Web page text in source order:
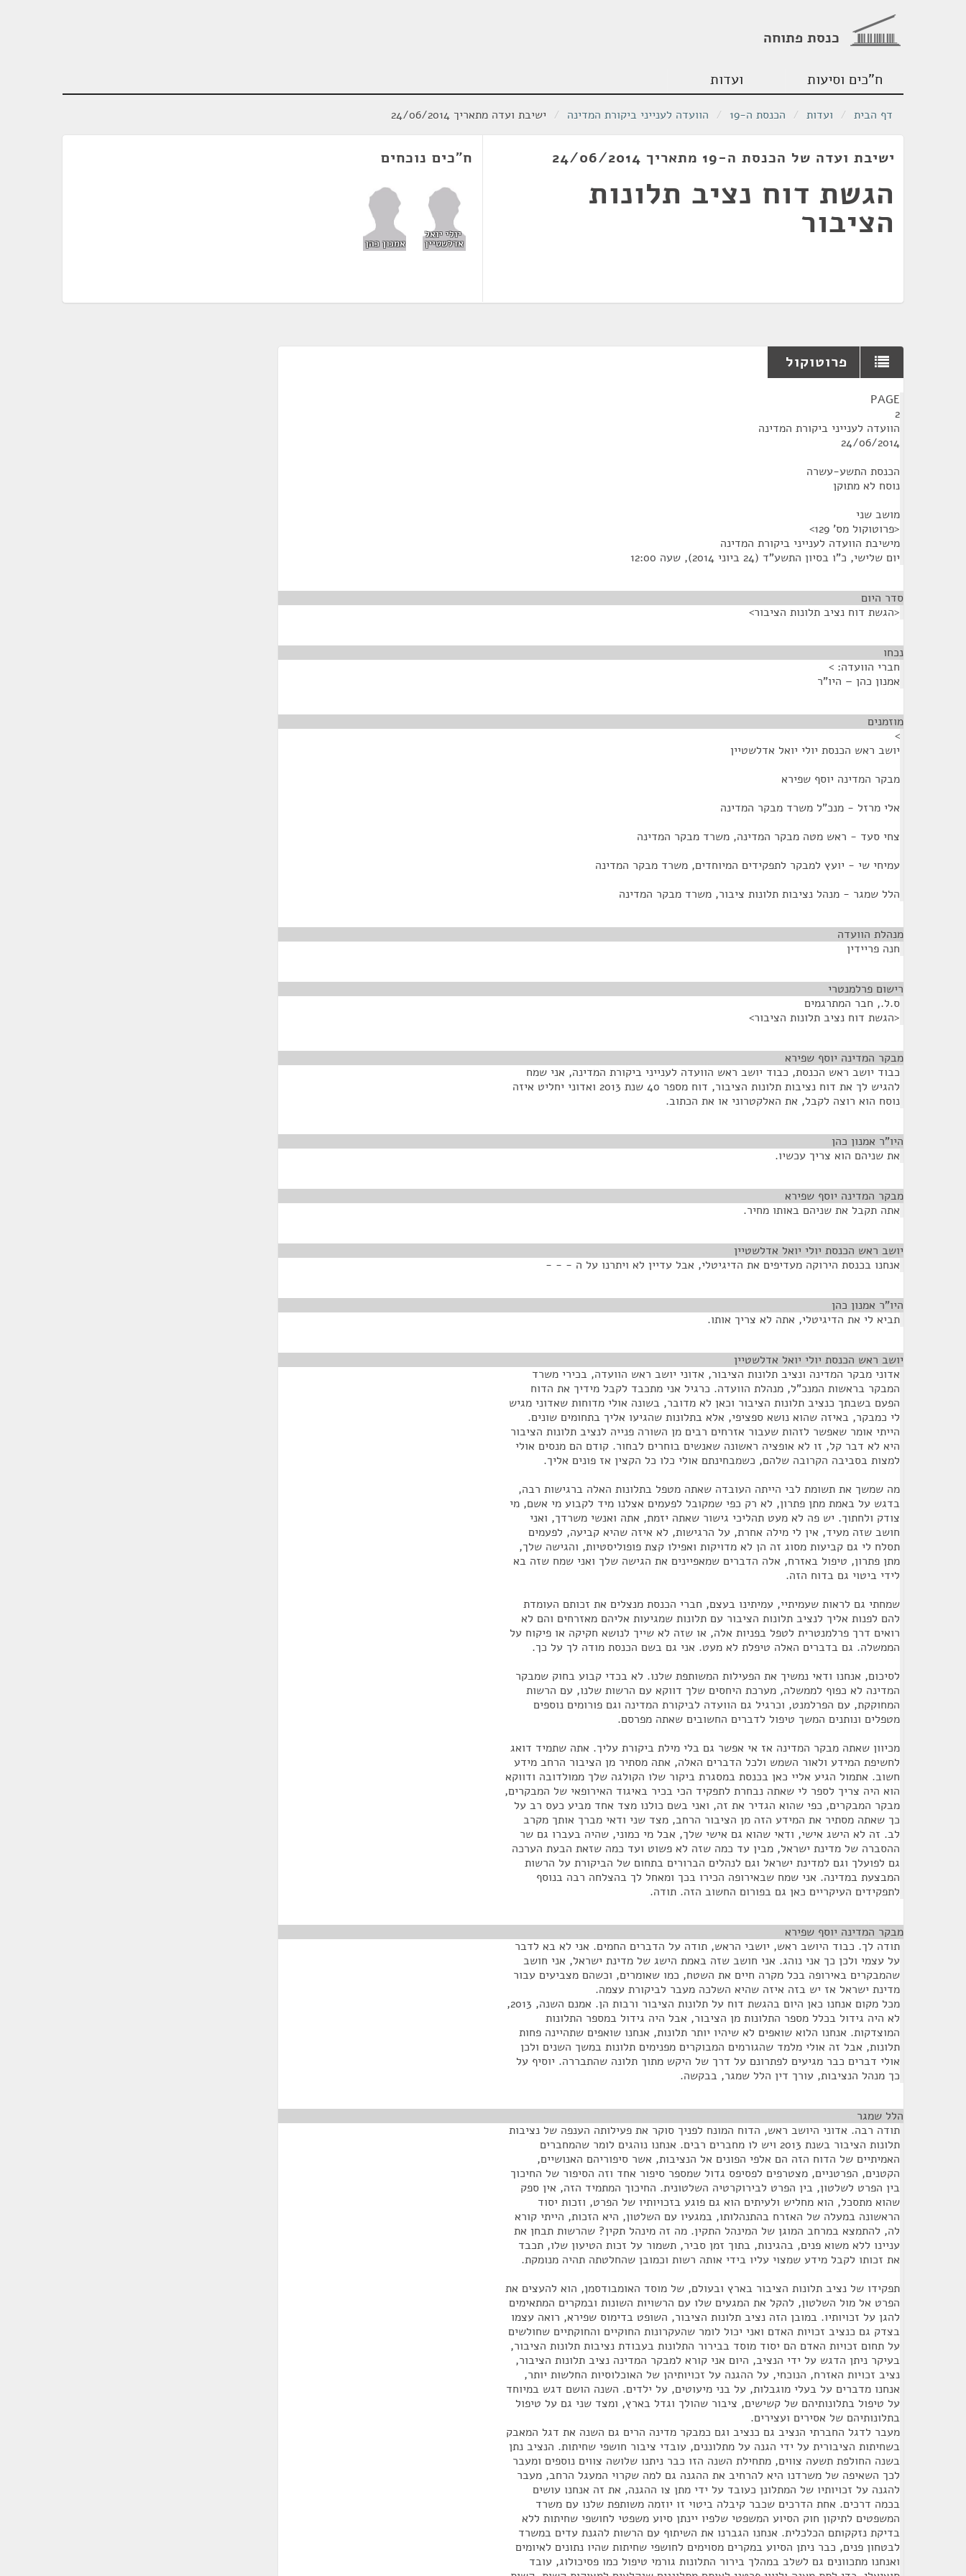
כנסת פתוחה
ח"כים וסיעות ועדות
דף הבית / ועדות / הכנסת ה-19 / הוועדה לענייני ביקורת המדינה / ישיבת ועדה מתאריך 24/06/2014
ישיבת ועדה של הכנסת ה-19 מתאריך 24/06/2014
הגשת דוח נציב תלונות
הציבור
ח"כים נוכחים
יולי יואל
אדלשטיין אמנון כהן
פרוטוקול
PAGE
2
הוועדה לענייני ביקורת המדינה
24/06/2014
הכנסת התשע-עשרה
נוסח לא מתוקן
מושב שני
<פרוטוקול מס' 129>
מישיבת הוועדה לענייני ביקורת המדינה
יום שלישי, כ"ו בסיון התשע"ד (24 ביוני 2014), שעה 12:00
סדר היום
<הגשת דוח נציב תלונות הציבור>
נכחו
חברי הוועדה: >
אמנון כהן – היו"ר
מוזמנים
>
יושב ראש הכנסת יולי יואל אדלשטיין
מבקר המדינה יוסף שפירא
אלי מרזל - מנכ"ל משרד מבקר המדינה
צחי סעד - ראש מטה מבקר המדינה, משרד מבקר המדינה
עמיחי שי - יועץ למבקר לתפקידים המיוחדים, משרד מבקר המדינה
הלל שמגר - מנהל נציבות תלונות ציבור, משרד מבקר המדינה
מנהלת הוועדה
חנה פריידין
רישום פרלמנטרי
ס.ל., חבר המתרגמים
<הגשת דוח נציב תלונות הציבור>
מבקר המדינה יוסף שפירא
כבוד יושב ראש הכנסת, כבוד יושב ראש הוועדה לענייני ביקורת המדינה, אני שמח
להגיש לך את דוח נציבות תלונות הציבור, דוח מספר 40 שנת 2013 ואדוני יחליט איזה
נוסח הוא רוצה לקבל, את האלקטרוני או את הכתוב.
היו"ר אמנון כהן
את שניהם הוא צריך עכשיו.
מבקר המדינה יוסף שפירא
אתה תקבל את שניהם באותו מחיר.
יושב ראש הכנסת יולי יואל אדלשטיין
אנחנו בכנסת הירוקה מעדיפים את הדיגיטלי, אבל עדיין לא ויתרנו על ה - - -
היו"ר אמנון כהן
תביא לי את הדיגיטלי, אתה לא צריך אותו.
יושב ראש הכנסת יולי יואל אדלשטיין
אדוני מבקר המדינה ונציב תלונות הציבור, אדוני יושב ראש הוועדה, בכירי משרד
המבקר בראשות המנכ"ל, מנהלת הוועדה. כרגיל אני מתכבד לקבל מידיך את הדוח
הפעם בשבתך כנציב תלונות הציבור וכאן לא מדובר, בשונה אולי מדוחות שאדוני מגיש
לי כמבקר, באיזה שהוא נושא ספציפי, אלא בתלונות שהגיעו אליך בתחומים שונים.
הייתי אומר שאפשר לזהות שעבור אזרחים רבים מן השורה פנייה לנציב תלונות הציבור
היא לא דבר קל, זו לא אופציה ראשונה שאנשים בוחרים לבחור. קודם הם מנסים אולי
למצות בסביבה הקרובה שלהם, כשמבחינתם אולי כלו כל הקצין אז פונים אליך.
מה שמשך את תשומת לבי הייתה העובדה שאתה מטפל בתלונות האלה ברגישות רבה,
בדגש על באמת מתן פתרון, לא רק כפי שמקובל לפעמים אצלנו מיד לקבוע מי אשם, מי
צודק ולחתוך. יש פה לא מעט תהליכי גישור שאתה יזמת, אתה ואנשי משרדך, ואני
חושב שזה מעיד, אין לי מילה אחרת, על הרגישות, לא איזה שהיא קביעה, לפעמים
תסלח לי גם קביעות מסוג זה הן לא מדויקות ואפילו קצת פופוליסטיות, והגישה שלך,
מתן פתרון, טיפול באזרח, אלה הדברים שמאפיינים את הגישה שלך ואני שמח שזה בא
לידי ביטוי גם בדוח הזה.
שמחתי גם לראות שעמיתיי, עמיתינו בעצם, חברי הכנסת מנצלים את זכותם העומדת
להם לפנות אליך לנציב תלונות הציבור עם תלונות שמגיעות אליהם מאזרחים והם לא
רואים דרך פרלמנטרית לטפל בפניות אלה, או שזה לא שייך לנושא חקיקה או פיקוח על
הממשלה. גם בדברים האלה טיפלת לא מעט. אני גם בשם הכנסת מודה לך על כך.
לסיכום, אנחנו ודאי נמשיך את הפעילות המשותפת שלנו. לא בכדי קבוע בחוק שמבקר
המדינה לא כפוף לממשלה, מערכת היחסים שלך דווקא עם הרשות שלנו, עם הרשות
המחוקקת, עם הפרלמנט, וכרגיל גם הוועדה לביקורת המדינה וגם פורומים נוספים
מטפלים ונותנים המשך טיפול לדברים החשובים שאתה מפרסם.
מכיוון שאתה מבקר המדינה אז אי אפשר גם בלי מילת ביקורת עליך. אתה שתמיד דואג
לחשיפת המידע ולאור השמש ולכל הדברים האלה, אתה מסתיר מן הציבור הרחב מידע
חשוב. אתמול הגיע אליי כאן בכנסת במסגרת ביקור שלו הקולגה שלך ממולדובה ודווקא
הוא היה צריך לספר לי שאתה נבחרת לתפקיד הכי בכיר באיגוד האירופאי של המבקרים,
מבקר המבקרים, כפי שהוא הגדיר את זה, ואני בשם כולנו מצד אחד מביע כעס רב על
כך שאתה מסתיר את המידע הזה מן הציבור הרחב, מצד שני ודאי מברך אותך מקרב
לב. זה לא הישג אישי, ודאי שהוא גם אישי שלך, אבל מי כמוני, שהיה בעברו גם שר
ההסברה של מדינת ישראל, מבין עד כמה שזה לא פשוט ועד כמה שזאת הבעת הערכה
גם לפועלך וגם למדינת ישראל וגם לנהלים הברורים בתחום של הביקורת על הרשות
המבצעת במדינה. אני שמח שבאירופה הכירו בכך ומאחל לך בהצלחה רבה בנוסף
לתפקידים העיקריים כאן גם בפורום החשוב הזה. תודה.
מבקר המדינה יוסף שפירא
תודה לך. כבוד היושב ראש, יושבי הראש, תודה על הדברים החמים. אני לא בא לדבר
על עצמי ולכן כך אני נוהג. אני חושב שזה באמת הישג של מדינת ישראל, אני חושב
שהמבקרים באירופה בכל מקרה חיים את השטח, כמו שאומרים, וכשהם מצביעים עבור
מדינת ישראל אז יש בזה איזה שהיא השלכה מעבר לביקורת עצמה.
מכל מקום אנחנו כאן היום בהגשת דוח על תלונות הציבור ורבות הן. אמנם השנה, 2013,
לא היה גידול בכלל מספר התלונות מן הציבור, אבל היה גידול במספר התלונות
המוצדקות. אנחנו הלוא שואפים לא שיהיו יותר תלונות, אנחנו שואפים שתהיינה פחות
תלונות, אבל זה אולי מלמד שהגורמים המבוקרים מפנימים תלונות במשך השנים ולכן
אולי דברים כבר מגיעים לפתרונם על דרך של היקש מתוך תלונה שהתבררה. יוסיף על
כך מנהל הנציבות, עורך דין הלל שמגר, בבקשה.
הלל שמגר
תודה רבה. אדוני היושב ראש, הדוח המונח לפניך סוקר את פעילותה הענפה של נציבות
תלונות הציבור בשנת 2013 ויש לו מחברים רבים. אנחנו נוהגים לומר שהמחברים
האמיתיים של הדוח הזה הם אלפי הפונים אל הנציבות, אשר סיפוריהם האנושיים,
הקטנים, הפרטניים, מצטרפים לפסיפס גדול שמספר סיפור אחד וזה הסיפור של החיכוך
בין הפרט לשלטון, בין הפרט לבירוקרטיה השלטונית. החיכוך המתמיד הזה, אין ספק
שהוא מתסכל, הוא מחליש ולעיתים הוא גם פוגע בזכויותיו של הפרט, וזכות יסוד
הראשונה במעלה של האזרח בהתנהלותו, במגעיו עם השלטון, היא הזכות, הייתי קורא
לה, להתמצא במרחב המוגן של המינהל התקין. מה זה מינהל תקין? שהרשות תבחן את
עניינו ללא משוא פנים, בהגינות, בתוך זמן סביר, תשמור על זכות הטיעון שלו, תכבד
את זכותו לקבל מידע שמצוי עליו בידי אותה רשות וכמובן שהחלטתה תהיה מנומקת.
תפקידו של נציב תלונות הציבור בארץ ובעולם, של מוסד האומבודסמן, הוא להעצים את
הפרט אל מול השלטון, להקל את המגעים שלו עם הרשויות השונות ובמקרים המתאימים
להגן על זכויותיו. במובן הזה נציב תלונות הציבור, השופט בדימוס שפירא, רואה עצמו
בצדק גם כנציב זכויות האדם ואני יכול לומר שהעקרונות החוקיים והחוקתיים שחולשים
על תחום זכויות האדם הם יסוד מוסד בבירור התלונות בעבודת נציבות תלונות הציבור,
בעיקר ניתן הדגש על ידי הנציב, היום אני קורא למבקר המדינה נציב תלונות הציבור,
נציב זכויות האזרח, הנוכחי, על ההגנה על זכויותיהן של האוכלוסיות החלשות יותר,
אנחנו מדברים על בעלי מוגבלות, על בני מיעוטים, על ילדים. השנה הושם דגש במיוחד
על טיפול בתלונותיהם של קשישים, ציבור שהולך וגדל בארץ, ומצד שני גם על טיפול
בתלונותיהם של אסירים ועצירים.
מעבר לדגל החברתי הנציב גם כנציב וגם כמבקר מדינה הרים גם השנה את דגל המאבק
בשחיתות הציבורית על ידי הגנה על מתלוננים, עובדי ציבור חושפי שחיתות. הנציב נתן
בשנה החולפת תשעה צווים, מתחילת השנה הזו כבר ניתנו שלושה צווים נוספים ומעבר
לכך השאיפה של משרדנו היא להרחיב את ההגנה גם למה שקרוי המעגל הרחב, מעבר
להגנה על זכויותיו של המתלונן כעובד על ידי מתן צו ההגנה, את זה אנחנו עושים
בכמה דרכים. אחת הדרכים שכבר קיבלה ביטוי זו יוזמה משותפת שלנו עם משרד
המשפטים לתיקון חוק הסיוע המשפטי שלפיו יינתן סיוע משפטי לחושפי שחיתות ללא
בדיקת נזקקותם הכלכלית. אנחנו הגברנו את השיתוף עם הרשות להגנת עדים במשרד
לבטחון פנים, כבר ניתן הסיוע במקרים מסוימים לחושפי שחיתות שהיו נתונים לאיומים
ואנחנו מתכוונים גם לשלב במהלך בירור התלונות גורמי טיפול כמו פסיכולוג, עובד